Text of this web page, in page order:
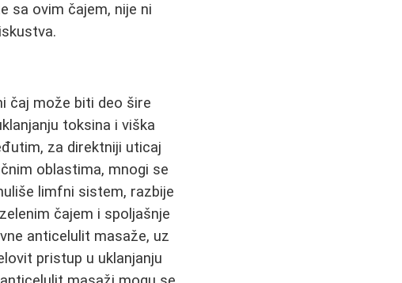
sa ovim čajem, nije ni
čaj može biti deo šire
toksina i viška
za direktniji uticaj
oblastima, mnogi se
limfni sistem, razbije
čajem i spoljašnje
anticelulit masaže, uz
pristup u uklanjanju